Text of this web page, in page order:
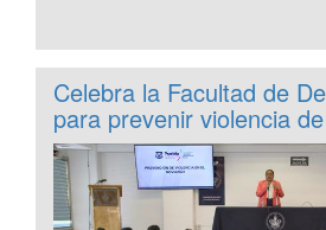
Celebra la Facultad de
para prevenir violencia